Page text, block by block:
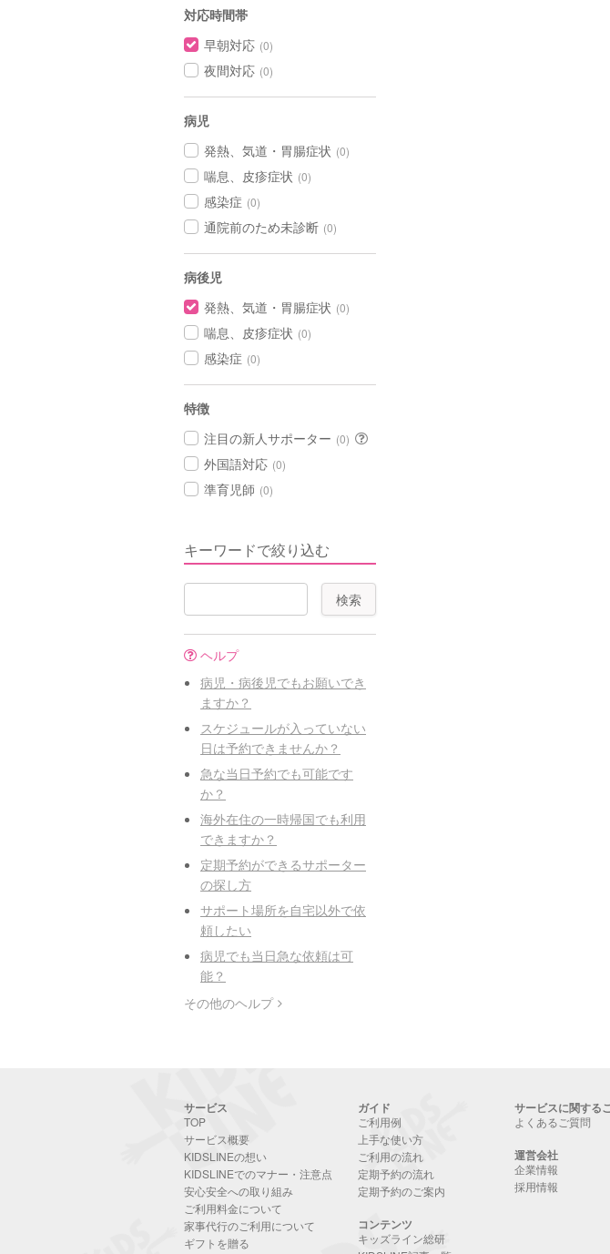
対応時間帯
早朝対応 (0)
夜間対応 (0)
病児
発熱、気道・胃腸症状 (0)
喘息、皮疹症状 (0)
感染症 (0)
通院前のため未診断 (0)
病後児
発熱、気道・胃腸症状 (0)
喘息、皮疹症状 (0)
感染症 (0)
特徴
注目の新人サポーター (0)
外国語対応 (0)
準育児師 (0)
キーワードで絞り込む
ヘルプ
病児・病後児でもお願いでき
ますか？
スケジュールが入っていない
日は予約できませんか？
急な当日予約でも可能です
か？
海外在住の一時帰国でも利用
できますか？
定期予約ができるサポーター
の探し方
サポート場所を自宅以外で依
頼したい
病児でも当日急な依頼は可
能？
その他のヘルプ
サービス
TOP
サービス概要
KIDSLINEの想い
KIDSLINEでのマナー・注意点
安心安全への取り組み
ご利用料金について
家事代行のご利用について
ギフトを贈る
ガイド
ご利用例
上手な使い方
ご利用の流れ
定期予約の流れ
定期予約のご案内
コンテンツ
キッズライン総研
サービスに関する
よくあるご質問
運営会社
企業情報
採用情報